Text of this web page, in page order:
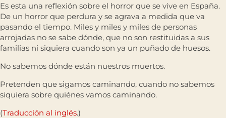
Es esta una reflexión sobre el horror que se vive en España.
De un horror que perdura y se agrava a medida que va
pasando el tiempo. Miles y miles y miles de personas
arrojadas no se sabe dónde, que no son restituidas a sus
familias ni siquiera cuando son ya un puñado de huesos.
No sabemos dónde están nuestros muertos.
Pretenden que sigamos caminando, cuando no sabemos
siquiera sobre quiénes vamos caminando.
(Traducción al inglés.)